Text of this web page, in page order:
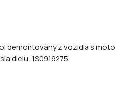
z vozidla s
dielu: 1S0919275.